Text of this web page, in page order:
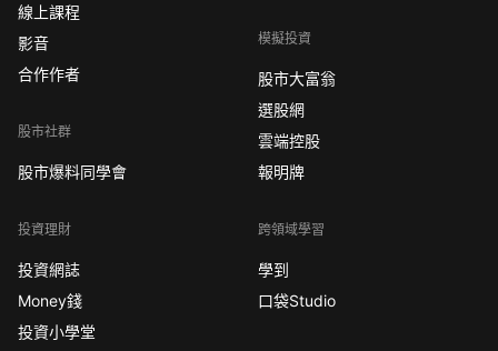
線上課程
影音
合作作者
股市社群
股市爆料同學會
投資理財
投資網誌
Money錢
投資小學堂
模擬投資
股市大富翁
選股網
雲端控股
報明牌
跨領域學習
學到
口袋Studio